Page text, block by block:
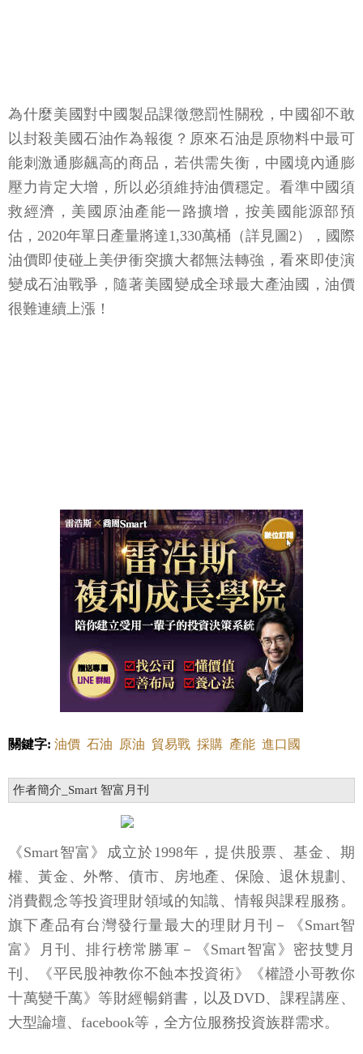
以封殺美國石油作為報復？原來石油是原物料中最可
能刺激通膨飆高的商品，若供需失衡，中國境內通膨
壓力肯定大增，所以必須維持油價穩定。看準中國須
救經濟，美國原油產能一路擴增，按美國能源部預
估，2020年單日產量將達1,330萬桶（詳見圖2），國際
油價即使碰上美伊衝突擴大都無法轉強，看來即使演
變成石油戰爭，隨著美國變成全球最大產油國，油價
很難連續上漲！
《Smart智富》成立於1998年，提供股票、基金、期
權、黃金、外幣、債市、房地產、保險、退休規劃、
消費觀念等投資理財領域的知識、情報與課程服務。
旗下產品有台灣發行量最大的理財月刊－《Smart智
富》月刊、排行榜常勝軍－《Smart智富》密技雙月
刊、《平民股神教你不蝕本投資術》《權證小哥教你
十萬變千萬》等財經暢銷書，以及DVD、課程講座、
大型論壇、facebook等，全方位服務投資族群需求。